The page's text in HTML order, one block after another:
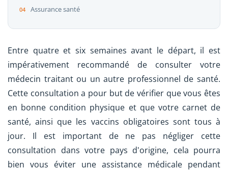
Assurance santé
Entre quatre et six semaines avant le départ, il est
impérativement recommandé de consulter votre
médecin traitant ou un autre professionnel de santé.
Cette consultation a pour but de vérifier que vous êtes
en bonne condition physique et que votre carnet de
santé, ainsi que les vaccins obligatoires sont tous à
jour. Il est important de ne pas négliger cette
consultation dans votre pays d'origine, cela pourra
bien vous éviter une assistance médicale pendant